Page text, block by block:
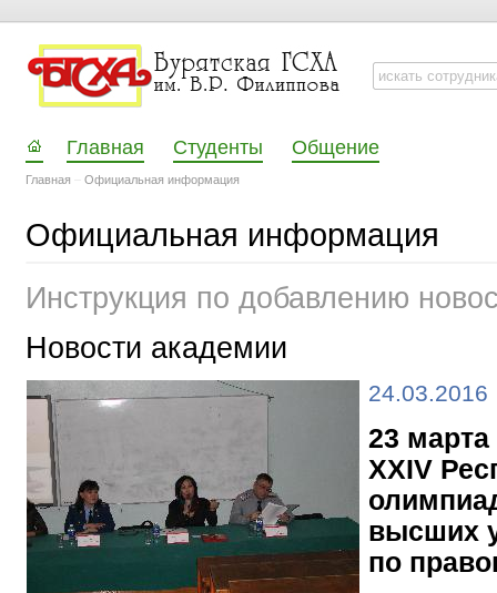
Главная Студенты Общение
Главная Официальная информация
Официальная информация
Инструкция по добавлению
Новости академии
24.03.2016
23 марта
XXIV
высших
по